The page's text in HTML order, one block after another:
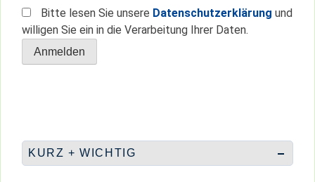
Bitte lesen Sie unsere Datenschutzerklärung und
willigen Sie ein in die Verarbeitung Ihrer Daten.
KURZ + WICHTIG